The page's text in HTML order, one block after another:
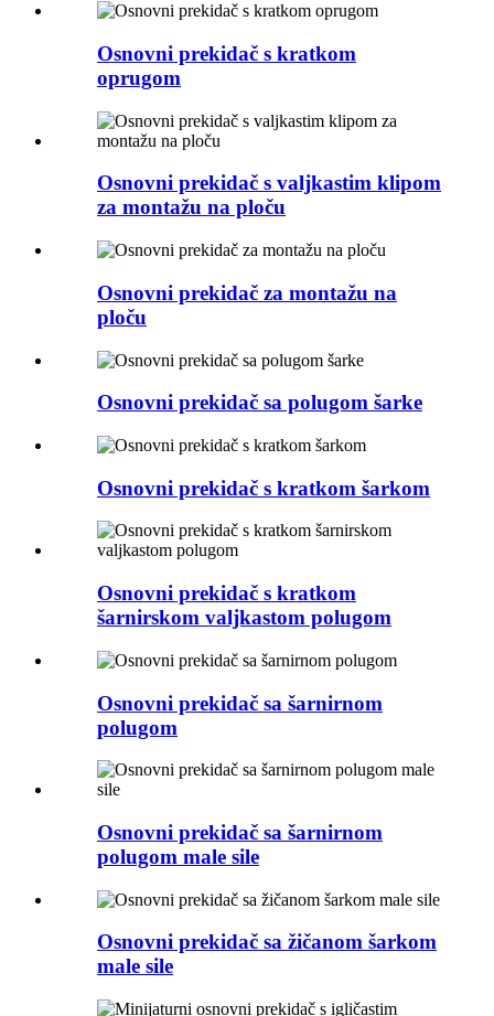
Osnovni prekidač s kratkom
oprugom
Osnovni prekidač s valjkastim klipom
za montažu na ploču
Osnovni prekidač za montažu na
ploču
Osnovni prekidač sa polugom šarke
Osnovni prekidač s kratkom šarkom
Osnovni prekidač s kratkom
šarnirskom valjkastom polugom
Osnovni prekidač sa šarnirnom
polugom
Osnovni prekidač sa šarnirnom
polugom male sile
Osnovni prekidač sa žičanom šarkom
male sile